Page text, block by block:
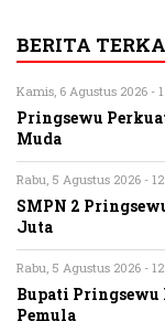
BERITA
Kamis, 6 Agustus 2026 -
Pringsewu
Muda
Rabu, 5 Agustus 2026 -
SMPN 2
Juta
Rabu, 5 Agustus 2026 -
Bupati
Pemula